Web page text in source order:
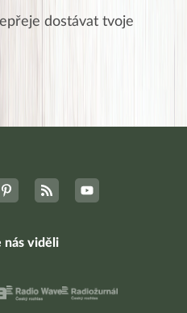
dostávat tvoje
nás viděli